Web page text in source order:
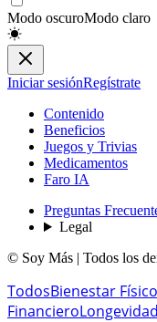
Modo oscuroModo claro
Iniciar sesiónRegístrate
Contenido
Beneficios
Juegos y Trivias
Medicamentos
Faro IA
Preguntas
Legal
© Soy Más | Todos los
TodosBienestar Físico
FinancieroLongevidad